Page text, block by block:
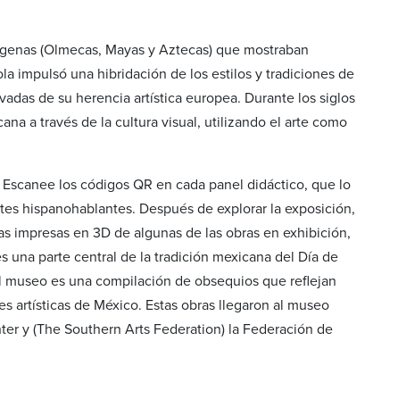
(Olmecas, Mayas y Aztecas) que mostraban
impulsó una hibridación de los estilos y tradiciones de
de su herencia artística europea. Durante los siglos
a través de la cultura visual, utilizando el arte como
los códigos QR en cada panel didáctico, que lo
hispanohablantes. Después de explorar la exposición,
impresas en 3D de algunas de las obras en exhibición,
una parte central de la tradición mexicana del Día de
es una compilación de obsequios que reflejan
artísticas de México. Estas obras llegaron al museo
y (The Southern Arts Federation) la Federación de